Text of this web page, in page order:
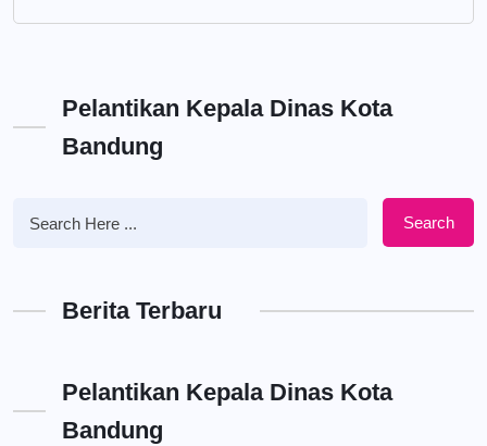
Pelantikan Kepala Dinas Kota
Bandung
Search
Berita Terbaru
Pelantikan Kepala Dinas Kota
Bandung